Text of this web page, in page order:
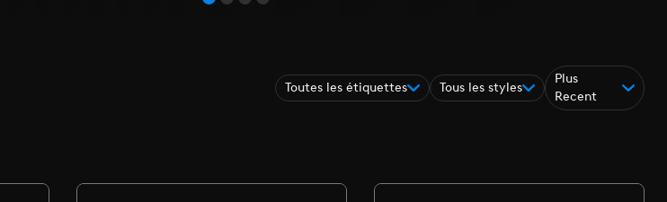
Toutes les étiquettes Tous les styles
Plus
Recent